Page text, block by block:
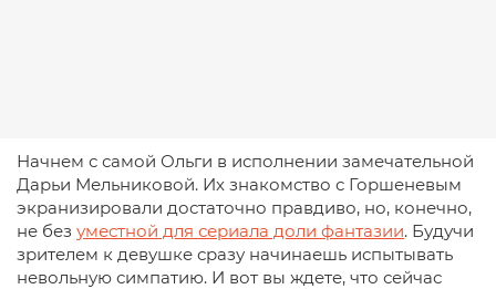
Начнем с самой Ольги в исполнении замечательной
Дарьи Мельниковой. Их знакомство с Горшеневым
экранизировали достаточно правдиво, но, конечно,
не без уместной для сериала доли фантазии. Будучи
зрителем к девушке сразу начинаешь испытывать
невольную симпатию. И вот вы ждете, что сейчас